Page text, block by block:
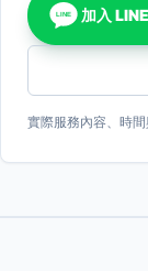
LINE 加入
實際服務內容、時間